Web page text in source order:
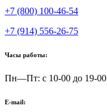
+7 (800) 100-46-54
+7 (914) 556-26-75
Часы работы:
Пн—Пт: с 10-00 до 19-00
E-mail: